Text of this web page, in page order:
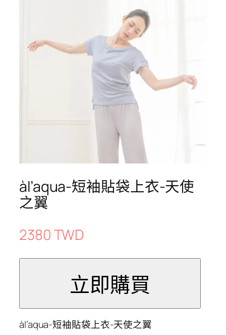
àl’aqua-短袖貼袋上衣-天使
之翼
2380 TWD
àl’aqua-短袖貼袋上衣-天使之翼